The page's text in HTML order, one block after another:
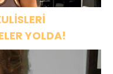
YOLDA!